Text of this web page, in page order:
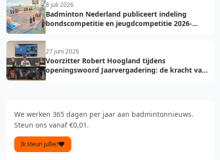
8 juli 2026
Badminton Nederland publiceert indeling
bondscompetitie en jeugdcompetitie 2026-
27 juni 2026
Voorzitter Robert Hoogland tijdens
openingswoord Jaarvergadering: de kracht van
We werken 365 dagen per jaar aan badmintonnieuws.
Steun ons vanaf €0,01.
Ik steun jullie!